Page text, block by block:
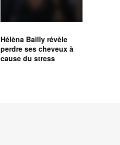
Hélèna Bailly révèle
perdre ses cheveux à
cause du stress